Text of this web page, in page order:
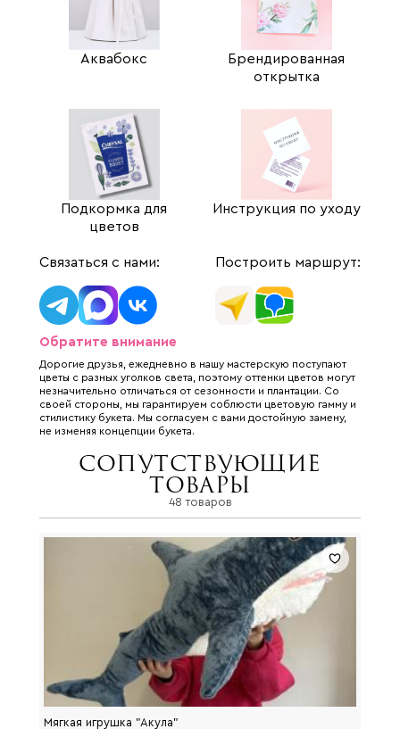
Аквабокс
Брендированная
открытка
Подкормка для
цветов
Инструкция по уходу
Связаться с нами: Построить маршрут:
Обратите внимание
Дорогие друзья, ежедневно в нашу мастерскую поступают
цветы с разных уголков света, поэтому оттенки цветов могут
незначительно отличаться от сезонности и плантации. Со
своей стороны, мы гарантируем соблюсти цветовую гамму и
стилистику букета. Мы согласуем с вами достойную замену,
не изменяя концепции букета.
Сопутствующие
товары
48 товаров
Мягкая игрушка "Акула"